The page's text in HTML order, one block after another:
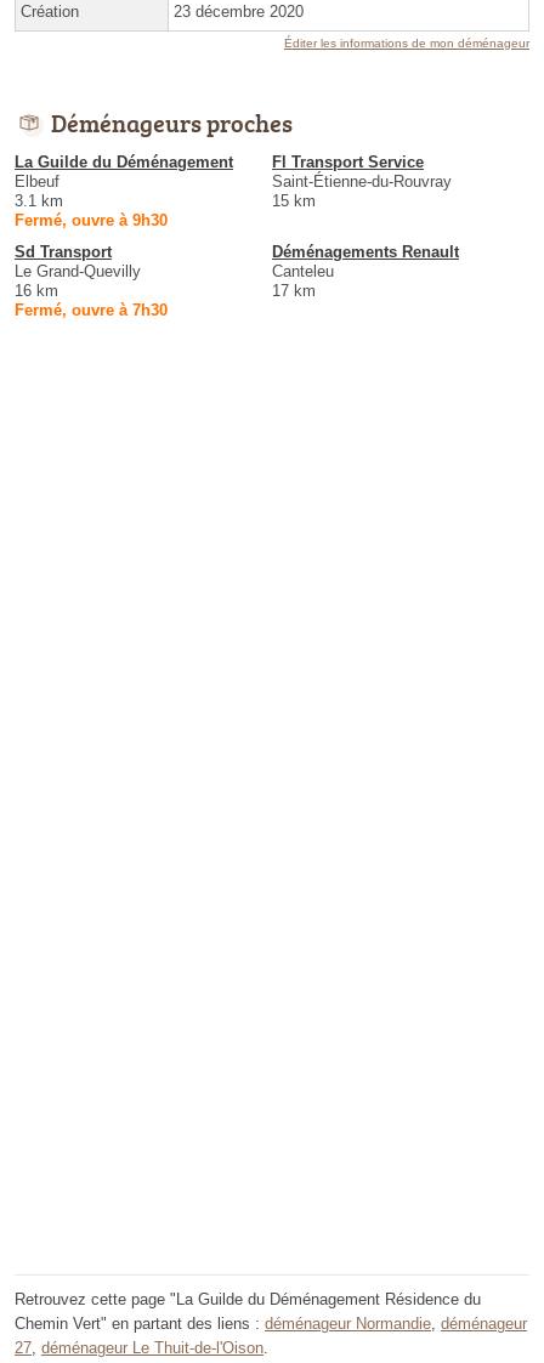
Création 23 décembre 2020
Éditer les informations de mon déménageur
Déménageurs proches
La Guilde du Déménagement
Elbeuf
3.1 km
Fermé, ouvre à 9h30
Fl Transport Service
Saint-Étienne-du-Rouvray
15 km
Sd Transport
Le Grand-Quevilly
16 km
Fermé, ouvre à 7h30
Déménagements Renault
Canteleu
17 km
Retrouvez cette page "La Guilde du Déménagement Résidence du
Chemin Vert" en partant des liens : déménageur Normandie déménageur
27 déménageur Le Thuit-de-l'Oison